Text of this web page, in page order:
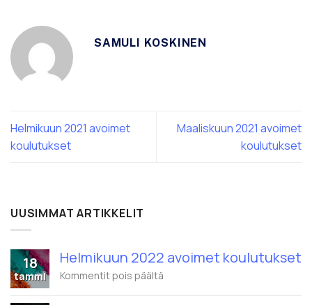
SAMULI KOSKINEN
Helmikuun 2021 avoimet
koulutukset
Maaliskuun 2021 avoimet
koulutukset
UUSIMMAT ARTIKKELIT
18
tammi
Helmikuun 2022 avoimet koulutukset
Kommentit pois päältä